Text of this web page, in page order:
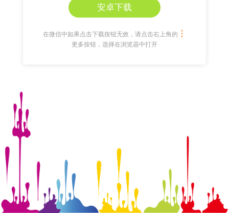
安卓下载
在微信中如果点击下载按钮无效，请点击右上角的
更多按钮，选择在浏览器中打开